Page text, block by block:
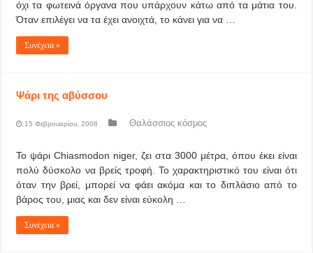
όχι τα φωτεινά όργανα που υπάρχουν κάτω από τα μάτια του.
Όταν επιλέγει να τα έχει ανοιχτά, το κάνει για να …
Συνέχεια »
Ψάρι της αβύσσου
15 Φεβρουαρίου, 2008 Θαλάσσιος κόσμος
Το ψάρι Chiasmodon niger, ζει στα 3000 μέτρα, όπου έκει είναι
πολύ δύσκολο να βρείς τροφή. Το χαρακτηριστικό του είναι ότι
όταν την βρεί, μπορεί να φάει ακόμα και το διπλάσιο από το
βάρος του, μιας και δεν είναι εύκολη …
Συνέχεια »